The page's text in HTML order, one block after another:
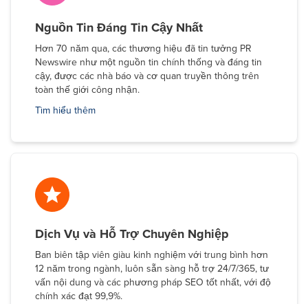
Nguồn Tin Đáng Tin Cậy Nhất
Hơn 70 năm qua, các thương hiệu đã tin tưởng PR
Newswire như một nguồn tin chính thống và đáng tin
cậy, được các nhà báo và cơ quan truyền thông trên
toàn thế giới công nhận.
Tìm hiểu thêm
Dịch Vụ và Hỗ Trợ Chuyên Nghiệp
Ban biên tập viên giàu kinh nghiệm với trung bình hơn
12 năm trong ngành, luôn sẵn sàng hỗ trợ 24/7/365, tư
vấn nội dung và các phương pháp SEO tốt nhất, với độ
chính xác đạt 99,9%.